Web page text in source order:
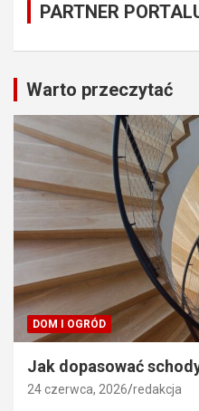
PARTNER
Warto przeczytać
DOM I OGRÓD
Jak dopasować
24 czerwca, 2026 redakcja